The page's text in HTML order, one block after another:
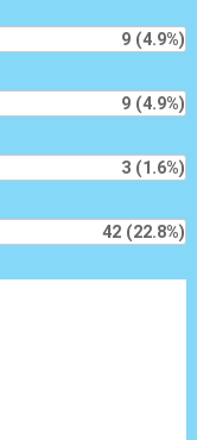
9 (4.9%)
9 (4.9%)
3 (1.6%)
42 (22.8%)